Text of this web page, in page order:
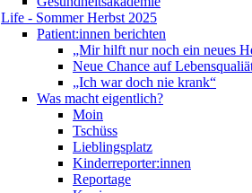
Life - Sommer Herbst 2025
Patient:innen berichten
„Mir hilft nur noch ein neues
Neue Chance auf
„Ich war doch nie krank“
Was macht eigentlich?
Moin
Tschüss
Lieblingsplatz
Kinderreporter:innen
Reportage